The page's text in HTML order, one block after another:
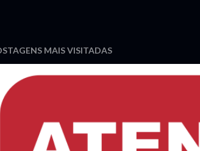
MAIS VISITADAS